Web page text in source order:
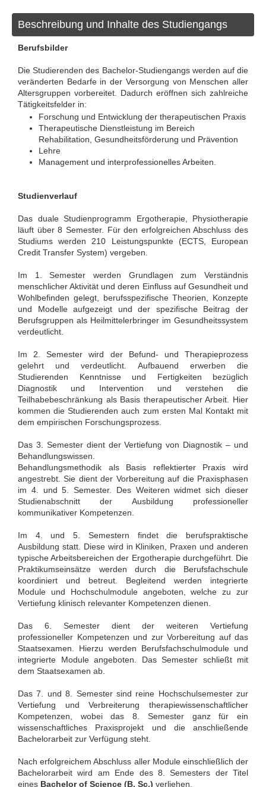
Beschreibung und Inhalte des Studiengangs
Berufsbilder
Die Studierenden des Bachelor-Studiengangs werden auf die
veränderten Bedarfe in der Versorgung von Menschen aller
Altersgruppen vorbereitet. Dadurch eröffnen sich zahlreiche
Tätigkeitsfelder in:
Forschung und Entwicklung der therapeutischen Praxis
Therapeutische Dienstleistung im Bereich
Rehabilitation, Gesundheitsförderung und Prävention
Lehre
Management und interprofessionelles Arbeiten.
Studienverlauf
Das duale Studienprogramm Ergotherapie, Physiotherapie
läuft über 8 Semester. Für den erfolgreichen Abschluss des
Studiums werden 210 Leistungspunkte (ECTS, European
Credit Transfer System) vergeben.
Im 1. Semester werden Grundlagen zum Verständnis
menschlicher Aktivität und deren Einfluss auf Gesundheit und
Wohlbefinden gelegt, berufsspezifische Theorien, Konzepte
und Modelle aufgezeigt und der spezifische Beitrag der
Berufsgruppen als Heilmittelerbringer im Gesundheitssystem
verdeutlicht.
Im 2. Semester wird der Befund- und Therapieprozess
gelehrt und verdeutlicht. Aufbauend erwerben die
Studierenden Kenntnisse und Fertigkeiten bezüglich
Diagnostik und Intervention und verstehen die
Teilhabebeschränkung als Basis therapeutischer Arbeit. Hier
kommen die Studierenden auch zum ersten Mal Kontakt mit
dem empirischen Forschungsprozess.
Das 3. Semester dient der Vertiefung von Diagnostik – und
Behandlungswissen.
Behandlungsmethodik als Basis reflektierter Praxis wird
angestrebt. Sie dient der Vorbereitung auf die Praxisphasen
im 4. und 5. Semester. Des Weiteren widmet sich dieser
Studienabschnitt der Ausbildung professioneller
kommunikativer Kompetenzen.
Im 4. und 5. Semestern findet die berufspraktische
Ausbildung statt. Diese wird in Kliniken, Praxen und anderen
typische Arbeitsbereichen der Ergotherapie durchgeführt. Die
Praktikumseinsätze werden durch die Berufsfachschule
koordiniert und betreut. Begleitend werden integrierte
Module und Hochschulmodule angeboten, welche zu zur
Vertiefung klinisch relevanter Kompetenzen dienen.
Das 6. Semester dient der weiteren Vertiefung
professioneller Kompetenzen und zur Vorbereitung auf das
Staatsexamen. Hierzu werden Berufsfachschulmodule und
integrierte Module angeboten. Das Semester schließt mit
dem Staatsexamen ab.
Das 7. und 8. Semester sind reine Hochschulsemester zur
Vertiefung und Verbreiterung therapiewissenschaftlicher
Kompetenzen, wobei das 8. Semester ganz für ein
wissenschaftliches Praxisprojekt und die anschließende
Bachelorarbeit zur Verfügung steht.
Nach erfolgreichem Abschluss aller Module einschließlich der
Bachelorarbeit wird am Ende des 8. Semesters der Titel
eines Bachelor of Science (B. Sc.) verliehen.